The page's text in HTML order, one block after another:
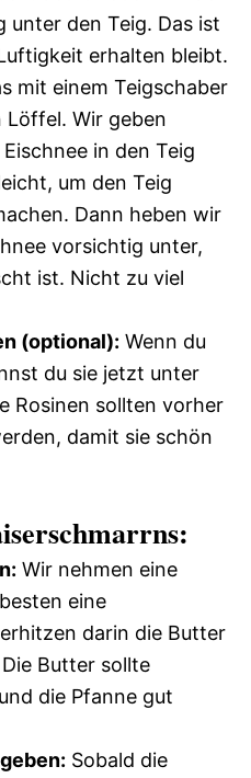
unter den Teig. Das ist
erhalten bleibt.
mit einem Teigschaber
Löffel. Wir geben
in den Teig
um den Teig
Dann heben wir
vorsichtig unter,
ist. Nicht zu viel
(optional): Wenn du
du sie jetzt unter
Rosinen sollten vorher
damit sie schön
Wir nehmen eine
eine
darin die Butter
Butter sollte
die Pfanne gut
Sobald die